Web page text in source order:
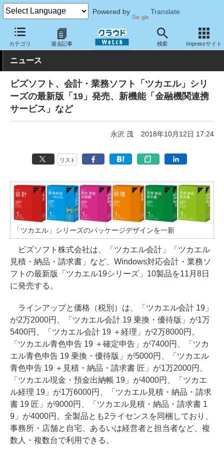
Powered by Translate
カテゴリ 過去記事 検索 Impressサイト
クラウド Watch サービス・ソフト ソフトウェア 業務関連ソフ
ニュース
ビズソフト、会計・業務ソフト「ツカエル」シリ
ーズの最新版「19」発売、新機能「金融機関連携
サービス」など
永沢 茂 2018年10月12日 17:24
リスト
「ツカエル」シリーズのパッケージデザインを一新
ビズソフト株式会社は、「ツカエル会計」「ツカエル
見積・納品・請求書」など、Windows対応会計・業務ソ
フトの最新版「ツカエル19シリーズ」10製品を11月8日
に発売する。
ラインアップと価格（税別）は、「ツカエル会計 19」
が2万2000円、「ツカエル会計 19 乗換・優待版」が1万
5400円、「ツカエル会計 19 ＋経理」が2万8000円、
「ツカエル青色申告 19 ＋確定申告」が7400円、「ツカ
エル青色申告 19 乗換・優待版」が5000円、「ツカエル
青色申告 19 ＋見積・納品・請求書 匠」が1万2000円、
「ツカエル現金・預金出納帳 19」が4000円、「ツカエ
ル経理 19」が1万6000円、「ツカエル見積・納品・請求
書 19 匠」が9000円、「ツカエル見積・納品・請求書 1
9」が4000円。全製品とも2ライセンスを同梱しており、
事務所・店舗と自宅、あるいは経営者と担当者など、複
数人・複数台で利用できる。